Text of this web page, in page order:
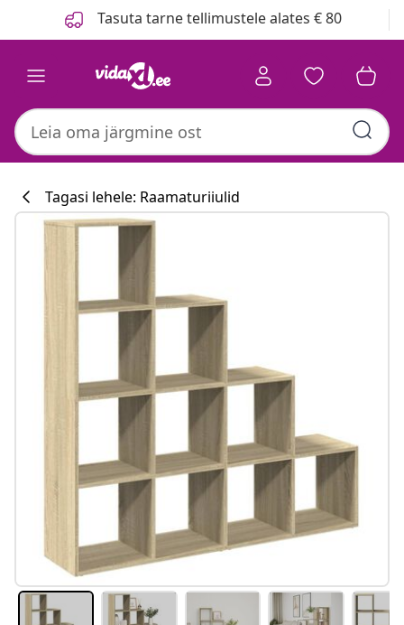
Tasuta tarne tellimustele alates € 80
#sharemevidaxl
Tagasi lehele: Raamaturiiulid